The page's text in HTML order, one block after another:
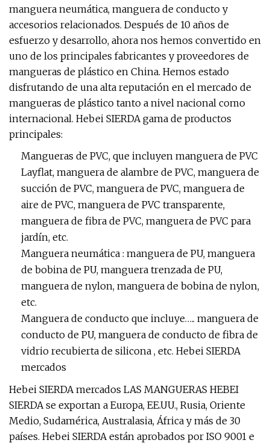
manguera neumática, manguera de conducto y
accesorios relacionados. Después de 10 años de
esfuerzo y desarrollo, ahora nos hemos convertido en
uno de los principales fabricantes y proveedores de
mangueras de plástico en China. Hemos estado
disfrutando de una alta reputación en el mercado de
mangueras de plástico tanto a nivel nacional como
internacional. Hebei SIERDA gama de productos
principales:
Mangueras de PVC, que incluyen manguera de PVC
Layflat, manguera de alambre de PVC, manguera de
succión de PVC, manguera de PVC, manguera de
aire de PVC, manguera de PVC transparente,
manguera de fibra de PVC, manguera de PVC para
jardín, etc.
Manguera neumática : manguera de PU, manguera
de bobina de PU, manguera trenzada de PU,
manguera de nylon, manguera de bobina de nylon,
etc.
Manguera de conducto que incluye….. manguera de
conducto de PU, manguera de conducto de fibra de
vidrio recubierta de silicona , etc. Hebei SIERDA
mercados
Hebei SIERDA mercados LAS MANGUERAS HEBEI
SIERDA se exportan a Europa, EE.UU., Rusia, Oriente
Medio, Sudamérica, Australasia, África y más de 30
países. Hebei SIERDA están aprobados por ISO 9001 e